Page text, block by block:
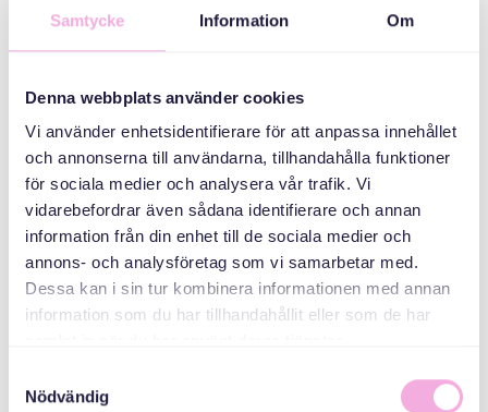
Samtycke Information Om
Denna webbplats använder cookies
Vi använder enhetsidentifierare för att anpassa innehållet
och annonserna till användarna, tillhandahålla funktioner
för sociala medier och analysera vår trafik. Vi
vidarebefordrar även sådana identifierare och annan
information från din enhet till de sociala medier och
annons- och analysföretag som vi samarbetar med.
Dessa kan i sin tur kombinera informationen med annan
information som du har tillhandahållit eller som de har
Nödvändig
QAYBAHA
kulmaya
ABAABULAHA